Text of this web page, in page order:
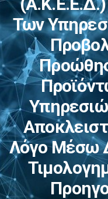
Των
Λόγο Μέσω